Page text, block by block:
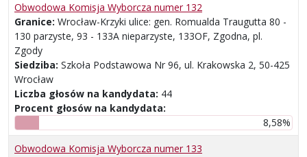
Obwodowa Komisja Wyborcza numer 132
Granice: Wrocław-Krzyki ulice: gen. Romualda Traugutta 80 -
130 parzyste, 93 - 133A nieparzyste, 133OF, Zgodna, pl.
Zgody
Siedziba: Szkoła Podstawowa Nr 96, ul. Krakowska 2, 50-425
Wrocław
Liczba głosów na kandydata: 44
Procent głosów na kandydata:
8,58%
Obwodowa Komisja Wyborcza numer 133